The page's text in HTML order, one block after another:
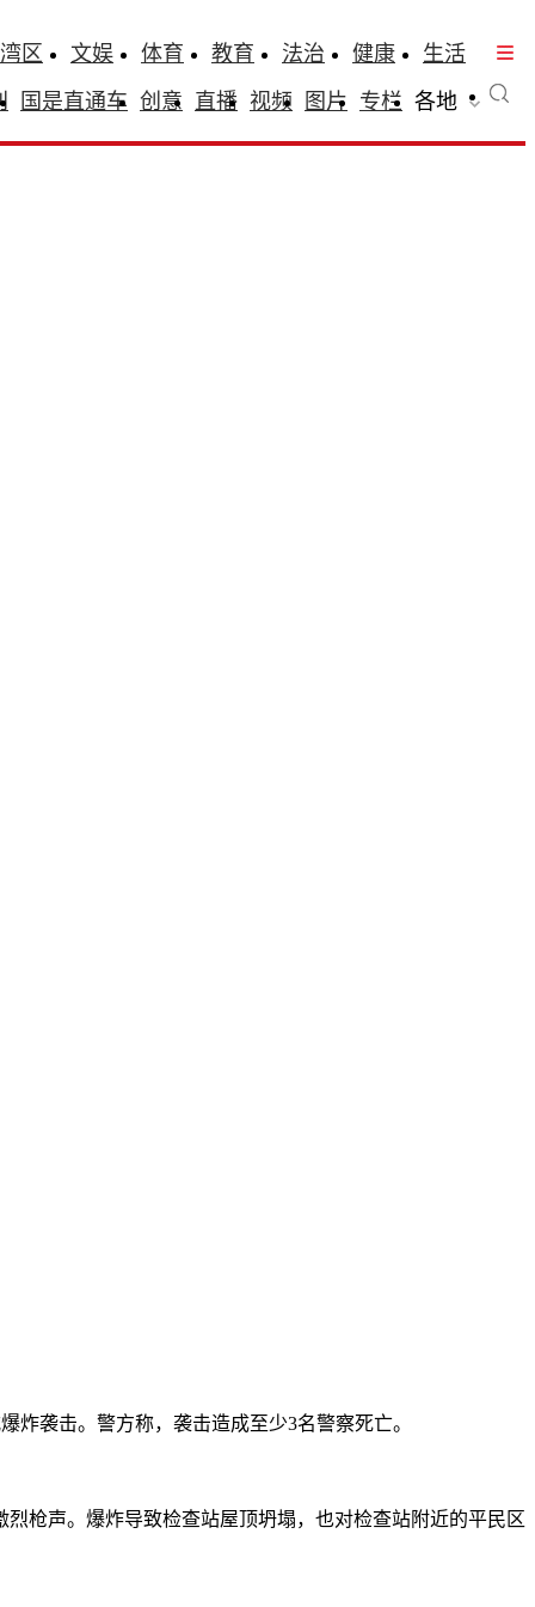
区 文娱 体育 教育 法治 健康
生活
国是直通车 创意 直播 视频 图片 专栏 各地
炸袭击。警方称，袭击造成至少3名警察死亡。
枪声。爆炸导致检查站屋顶坍塌，也对检查站附近的平民区